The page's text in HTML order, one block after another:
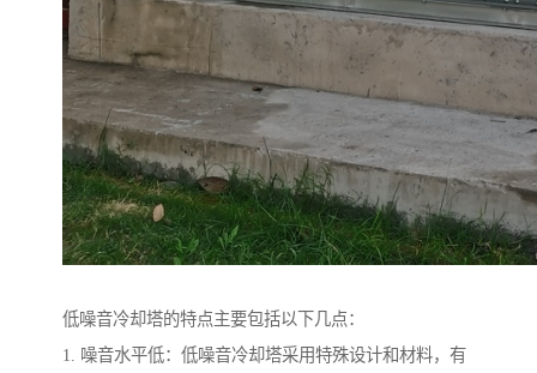
低噪音冷却塔的特点主要包括以下几点：
1. 噪音水平低：低噪音冷却塔采用特殊设计和材料，有